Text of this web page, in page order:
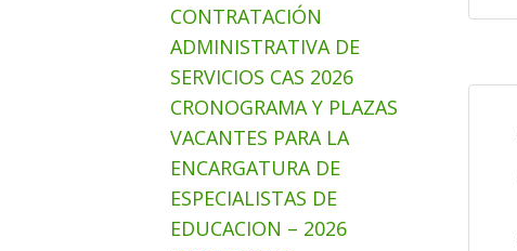
CONTRATACIÓN
ADMINISTRATIVA DE
SERVICIOS CAS 2026
CRONOGRAMA Y PLAZAS
VACANTES PARA LA
ENCARGATURA DE
ESPECIALISTAS DE
EDUCACION – 2026